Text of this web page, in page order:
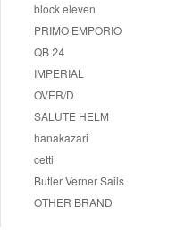
block eleven
PRIMO EMPORIO
QB 24
IMPERIAL
OVER/D
SALUTE HELM
hanakazari
cetti
Butler Verner Sails
OTHER BRAND